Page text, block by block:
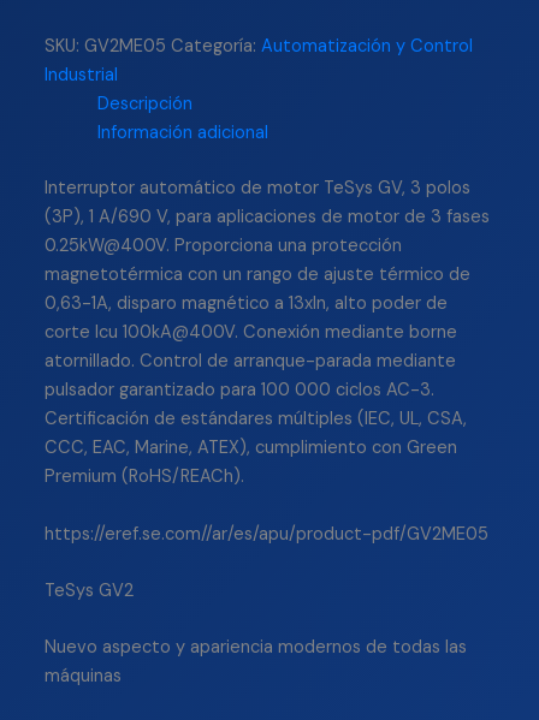
SKU: GV2ME05 Categoría:Automatización y Control
Industrial
Descripción
Información adicional
Interruptor automático de motor TeSys GV, 3 polos
(3P), 1 A/690 V, para aplicaciones de motor de 3 fases
0.25kW@400V. Proporciona una protección
magnetotérmica con un rango de ajuste térmico de
0,63-1A, disparo magnético a 13xIn, alto poder de
corte Icu 100kA@400V. Conexión mediante borne
atornillado. Control de arranque-parada mediante
pulsador garantizado para 100 000 ciclos AC-3.
Certificación de estándares múltiples (IEC, UL, CSA,
CCC, EAC, Marine, ATEX), cumplimiento con Green
Premium (RoHS/REACh).
https://eref.se.com//ar/es/apu/product-pdf/GV2ME05
TeSys GV2
Nuevo aspecto y apariencia modernos de todas las
máquinas